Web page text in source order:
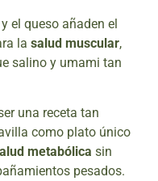
el queso añaden el
la salud muscular,
salino y umami tan
una receta tan
como plato único
metabólica sin
pesados.